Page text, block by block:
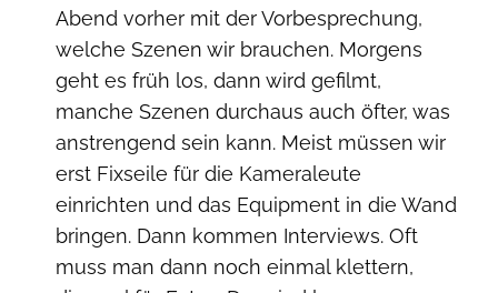
Abend vorher mit der Vorbesprechung,
welche Szenen wir brauchen. Morgens
geht es früh los, dann wird gefilmt,
manche Szenen durchaus auch öfter, was
anstrengend sein kann. Meist müssen wir
erst Fixseile für die Kameraleute
einrichten und das Equipment in die Wand
bringen. Dann kommen Interviews. Oft
muss man dann noch einmal klettern,